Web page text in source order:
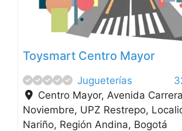
Toysmart Centro Mayor
Jugueterías
Centro Mayor, Avenida
Noviembre, UPZ Restrepo,
Nariño, Región Andina, Bogotá